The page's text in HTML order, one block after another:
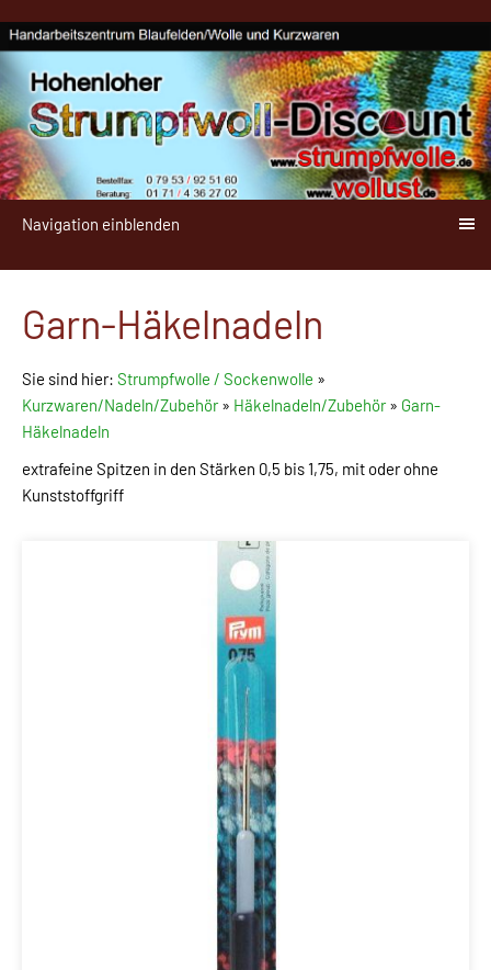
Navigation einblenden
Garn-Häkelnadeln
Sie sind hier: Strumpfwolle / Sockenwolle »
Kurzwaren/Nadeln/Zubehör» Häkelnadeln/Zubehör» Garn-
Häkelnadeln
extrafeine Spitzen in den Stärken 0,5 bis 1,75, mit oder ohne
Kunststoffgriff